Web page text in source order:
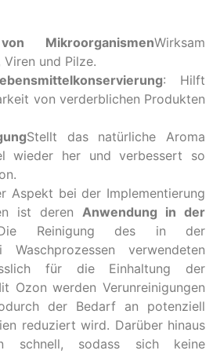
MikroorganismenWirksam
und Pilze.
: Hilft
von verderblichen Produkten
Stellt das natürliche Aroma
wieder her und verbessert so
Aspekt bei der Implementierung
ist deren Anwendung in der
Reinigung des in der
verwendeten
für die Einhaltung der
Ozon werden Verunreinigungen
der Bedarf an potenziell
reduziert wird. Darüber hinaus
schnell, sodass sich keine